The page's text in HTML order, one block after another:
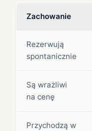
Zachowanie
Rezerwują
spontanicznie
Są wrażliwi
na cenę
Przychodzą w